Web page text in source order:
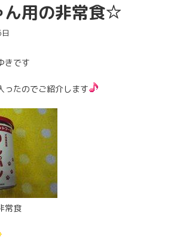
ん用の非常食☆
きです
ったのでご紹介します
常食